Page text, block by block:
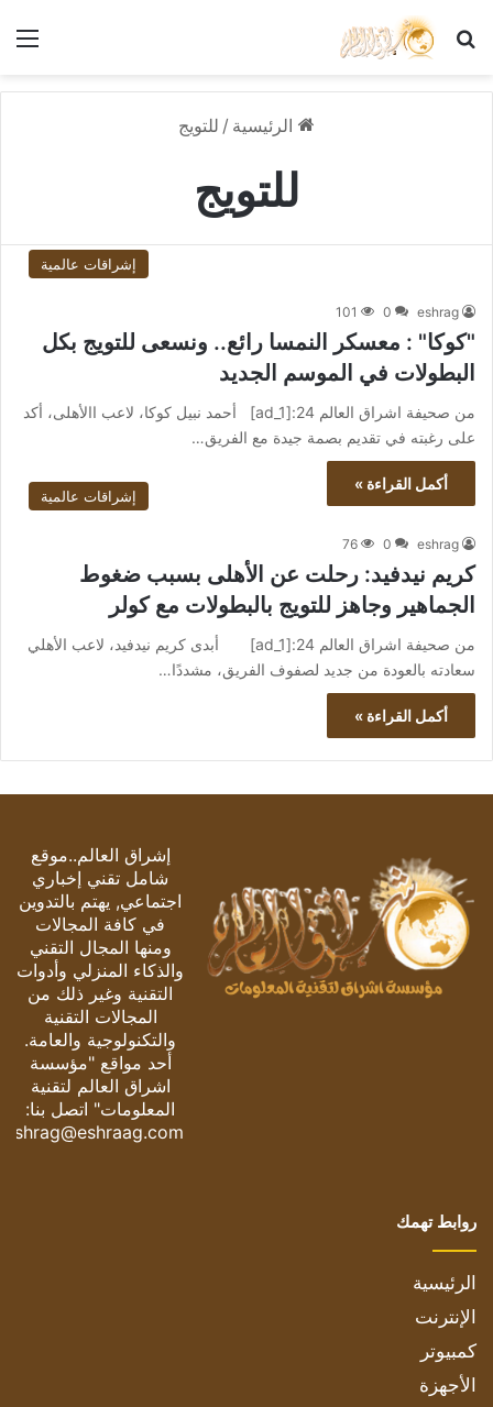
بحث عن
الرئيسية / للتويج
للتويج
إشراقات عالمية
eshrag
0
101
"كوكا" : معسكر النمسا رائع.. ونسعى للتويج بكل
البطولات في الموسم الجديد
من صحيفة اشراق العالم 24:[ad_1] أحمد نبيل كوكا، لاعب االأهلى، أكد
على رغبته في تقديم بصمة جيدة مع الفريق…
أكمل القراءة »
إشراقات عالمية
eshrag
0
76
كريم نيدفيد: رحلت عن الأهلى بسبب ضغوط
الجماهير وجاهز للتويج بالبطولات مع كولر
من صحيفة اشراق العالم 24:[ad_1] أبدى كريم نيدفيد، لاعب الأهلي
سعادته بالعودة من جديد لصفوف الفريق، مشددًا…
أكمل القراءة »
إشراق العالم..موقع
شامل تقني إخباري
اجتماعي, يهتم بالتدوين
في كافة المجالات
ومنها المجال التقني
والذكاء المنزلي وأدوات
التقنية وغير ذلك من
المجالات التقنية
والتكنولوجية والعامة.
أحد مواقع "مؤسسة
اشراق العالم لتقنية
المعلومات" اتصل بنا:
eshrag@eshraag.com
روابط تهمك
الرئيسية
الإنترنت
كمبيوتر
الأجهزة